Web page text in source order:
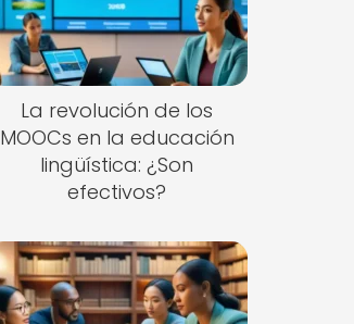
La revolución de los
MOOCs en la educación
lingüística: ¿Son
efectivos?